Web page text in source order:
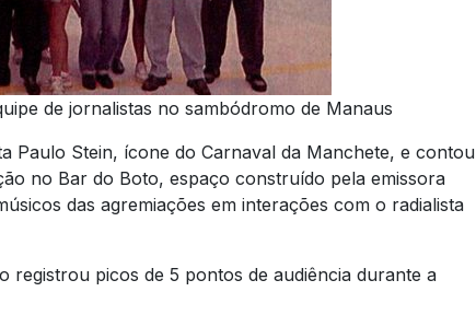
de jornalistas no sambódromo de Manaus
Paulo Stein, ícone do Carnaval da Manchete, e contou
no Bar do Boto, espaço construído pela emissora
das agremiações em interações com o radialista
registrou picos de 5 pontos de audiência durante a